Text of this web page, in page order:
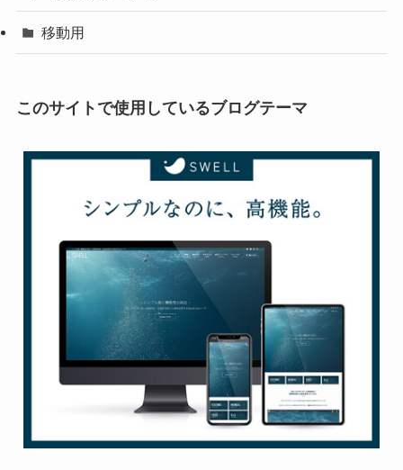
移動用
このサイトで使用しているブログテーマ